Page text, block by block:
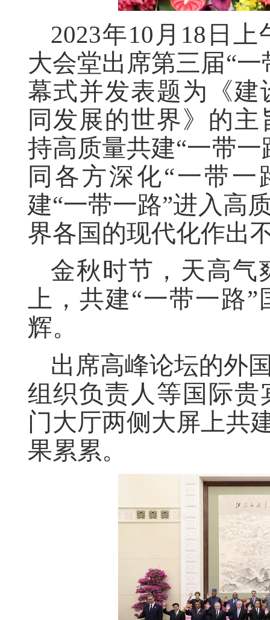
2023年10月18日
大会堂出席第三届“
幕式并发表题为《
同发展的世界》的主
持高质量共建“一带
同各方深化“一带
建“一带一路”进入高
界各国的现代化作出
金秋时节，天高气
上，共建“一带一路
辉。
出席高峰论坛的外
组织负责人等国际
门大厅两侧大屏上共
果累累。